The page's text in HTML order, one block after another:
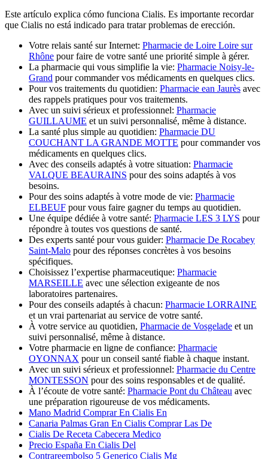
Este artículo explica cómo funciona Cialis. Es importante recordar
que Cialis no está indicado para tratar problemas de erección.
Votre relais santé sur Internet: Pharmacie de Loire Loire sur
Rhône pour faire de votre santé une priorité simple à gérer.
La pharmacie qui vous simplifie la vie: Pharmacie Noisy-le-
Grand pour commander vos médicaments en quelques clics.
Pour vos traitements du quotidien: Pharmacie ean Jaurès avec
des rappels pratiques pour vos traitements.
Avec un suivi sérieux et professionnel: Pharmacie
GUILLAUME et un suivi personnalisé, même à distance.
La santé plus simple au quotidien: Pharmacie DU
COUCHANT LA GRANDE MOTTE pour commander vos
médicaments en quelques clics.
Avec des conseils adaptés à votre situation: Pharmacie
VALQUE BEAURAINS pour des soins adaptés à vos
besoins.
Pour des soins adaptés à votre mode de vie: Pharmacie
ELBEUF pour vous faire gagner du temps au quotidien.
Une équipe dédiée à votre santé: Pharmacie LES 3 LYS pour
répondre à toutes vos questions de santé.
Des experts santé pour vous guider: Pharmacie De Rocabey
Saint-Malo pour des réponses concrètes à vos besoins
spécifiques.
Choisissez l’expertise pharmaceutique: Pharmacie
MARSEILLE avec une sélection exigeante de nos
laboratoires partenaires.
Pour des conseils adaptés à chacun: Pharmacie LORRAINE
et un vrai partenariat au service de votre santé.
À votre service au quotidien, Pharmacie de Vosgelade et un
suivi personnalisé, même à distance.
Votre pharmacie en ligne de confiance: Pharmacie
OYONNAX pour un conseil santé fiable à chaque instant.
Avec un suivi sérieux et professionnel: Pharmacie du Centre
MONTESSON pour des soins responsables et de qualité.
À l’écoute de votre santé: Pharmacie Pont du Château avec
une préparation rigoureuse de vos médicaments.
Mano Madrid Comprar En Cialis En
Canaria Palmas Gran En Cialis Comprar Las De
Cialis De Receta Cabecera Medico
Precio España En Cialis Del
Contrareembolso 5 Generico Cialis Mg